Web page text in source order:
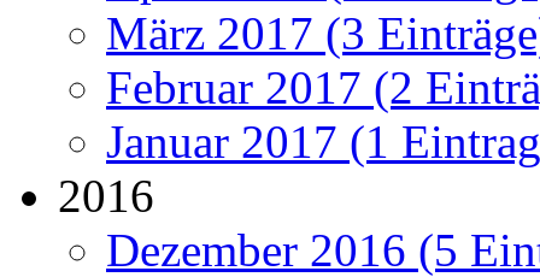
März 2017 (3
Februar 2017 (2
Januar 2017 (1
2016
Dezember 2016 (5